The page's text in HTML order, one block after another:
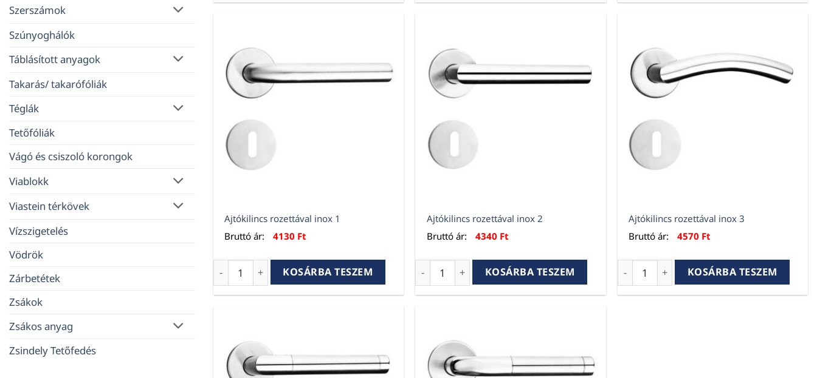
Szerszámok
Szúnyoghálók
Táblásított anyagok
Takarás/ takarófóliák
Téglák
Tetőfóliák
Vágó és csiszoló korongok
Viablokk
Viastein térkövek
Vízszigetelés
Vödrök
Zárbetétek
Zsákok
Zsákos anyag
Zsindely Tetőfedés
Ajtókilincs rozettával inox 1
Bruttó ár:
4130 Ft
Ajtókilincs rozettával inox 1 mennyiség
KOSÁRBA TESZEM
Ajtókilincs rozettával inox 2
Bruttó ár:
4340 Ft
Ajtókilincs rozettával inox 2 mennyiség
KOSÁRBA TESZEM
Ajtókilincs rozettával inox 3
Bruttó ár:
4570 Ft
Ajtókilincs rozettával inox 3 mennyiség
KOSÁRBA TESZEM